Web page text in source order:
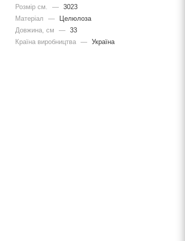
Розмір см.
— 3023
Матеріал
—
Целюлоза
Довжина, cм
— 33
Країна виробництва — Україна